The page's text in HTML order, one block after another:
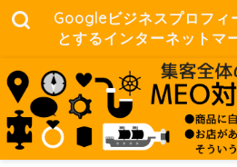
Googleビジネスプロフィ
とするインターネットマ